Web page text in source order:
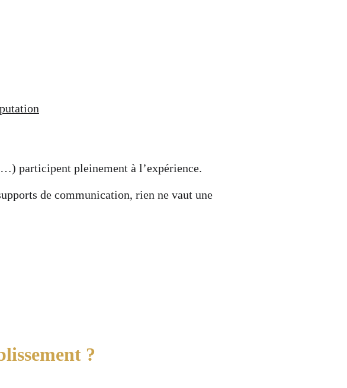
participent pleinement à l’expérience.
de communication, rien ne vaut une
?